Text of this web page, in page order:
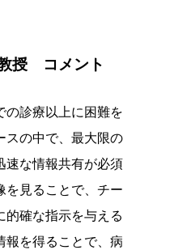
授 コメント
の診療以上に困難を
スの中で、最大限の
速な情報共有が必須
を見ることで、チー
的確な指示を与える
報を得ることで、病